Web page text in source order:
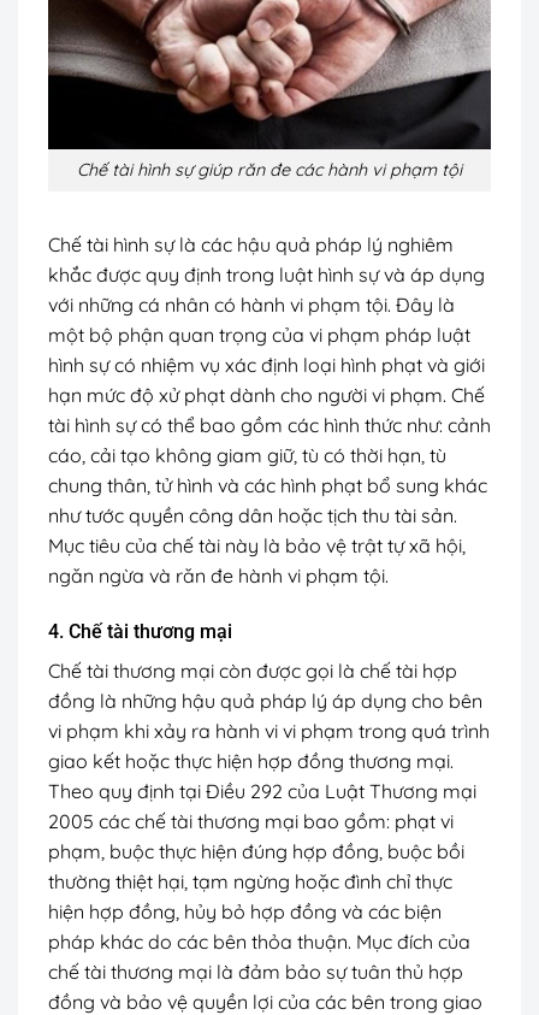
Chế tài hình sự giúp răn đe các hành vi phạm tội
Chế tài hình sự là các hậu quả pháp lý nghiêm
khắc được quy định trong luật hình sự và áp dụng
với những cá nhân có hành vi phạm tội. Đây là
một bộ phận quan trọng của vi phạm pháp luật
hình sự có nhiệm vụ xác định loại hình phạt và giới
hạn mức độ xử phạt dành cho người vi phạm. Chế
tài hình sự có thể bao gồm các hình thức như: cảnh
cáo, cải tạo không giam giữ, tù có thời hạn, tù
chung thân, tử hình và các hình phạt bổ sung khác
như tước quyền công dân hoặc tịch thu tài sản.
Mục tiêu của chế tài này là bảo vệ trật tự xã hội,
ngăn ngừa và răn đe hành vi phạm tội.
4. Chế tài thương mại
Chế tài thương mại còn được gọi là chế tài hợp
đồng là những hậu quả pháp lý áp dụng cho bên
vi phạm khi xảy ra hành vi vi phạm trong quá trình
giao kết hoặc thực hiện hợp đồng thương mại.
Theo quy định tại Điều 292 của Luật Thương mại
2005 các chế tài thương mại bao gồm: phạt vi
phạm, buộc thực hiện đúng hợp đồng, buộc bồi
thường thiệt hại, tạm ngừng hoặc đình chỉ thực
hiện hợp đồng, hủy bỏ hợp đồng và các biện
pháp khác do các bên thỏa thuận. Mục đích của
chế tài thương mại là đảm bảo sự tuân thủ hợp
đồng và bảo vệ quyền lợi của các bên trong giao